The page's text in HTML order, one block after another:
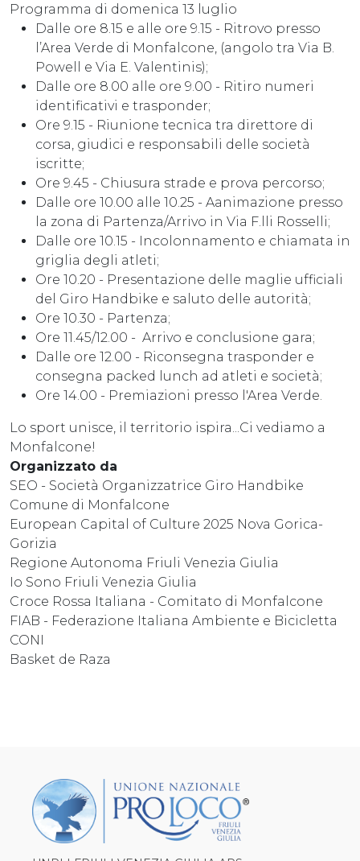
Programma di domenica 13 luglio
Dalle ore 8.15 e alle ore 9.15 - Ritrovo presso
l’Area Verde di Monfalcone, (angolo tra Via B.
Powell e Via E. Valentinis);
Dalle ore 8.00 alle ore 9.00 - Ritiro numeri
identificativi e trasponder;
Ore 9.15 - Riunione tecnica tra direttore di
corsa, giudici e responsabili delle società
iscritte;
Ore 9.45 - Chiusura strade e prova percorso;
Dalle ore 10.00 alle 10.25 - Aanimazione presso
la zona di Partenza/Arrivo in Via F.lli Rosselli;
Dalle ore 10.15 - Incolonnamento e chiamata in
griglia degli atleti;
Ore 10.20 - Presentazione delle maglie ufficiali
del Giro Handbike e saluto delle autorità;
Ore 10.30 - Partenza;
Ore 11.45/12.00 - Arrivo e conclusione gara;
Dalle ore 12.00 - Riconsegna trasponder e
consegna packed lunch ad atleti e società;
Ore 14.00 - Premiazioni presso l'Area Verde.
Lo sport unisce, il territorio ispira...Ci vediamo a
Monfalcone!
Organizzato da
SEO - Società Organizzatrice Giro Handbike
Comune di Monfalcone
European Capital of Culture 2025 Nova Gorica-
Gorizia
Regione Autonoma Friuli Venezia Giulia
Io Sono Friuli Venezia Giulia
Croce Rossa Italiana - Comitato di Monfalcone
FIAB - Federazione Italiana Ambiente e Bicicletta
CONI
Basket de Raza